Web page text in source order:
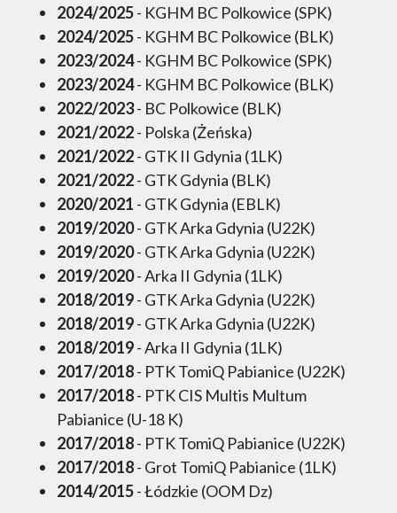
2024/2025- KGHM BC Polkowice (SPK)
2024/2025- KGHM BC Polkowice (BLK)
2023/2024- KGHM BC Polkowice (SPK)
2023/2024- KGHM BC Polkowice (BLK)
2022/2023- BC Polkowice (BLK)
2021/2022- Polska (Żeńska)
2021/2022- GTK II Gdynia (1LK)
2021/2022- GTK Gdynia (BLK)
2020/2021 - GTK Gdynia (EBLK)
2019/2020- GTK Arka Gdynia (U22K)
2019/2020- GTK Arka Gdynia (U22K)
2019/2020- Arka II Gdynia (1LK)
2018/2019- GTK Arka Gdynia (U22K)
2018/2019- GTK Arka Gdynia (U22K)
2018/2019- Arka II Gdynia (1LK)
2017/2018- PTK TomiQ Pabianice (U22K)
2017/2018- PTK CIS Multis Multum
Pabianice (U-18 K)
2017/2018- PTK TomiQ Pabianice (U22K)
2017/2018- Grot TomiQ Pabianice (1LK)
2014/2015- Łódzkie (OOM Dz)